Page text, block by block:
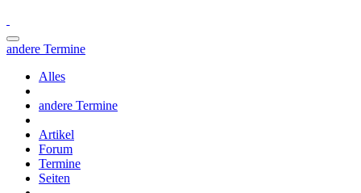
andere Termine
Alles
andere Termine
Artikel
Forum
Termine
Seiten